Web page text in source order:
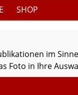
SHOP
im
Foto in Ihre